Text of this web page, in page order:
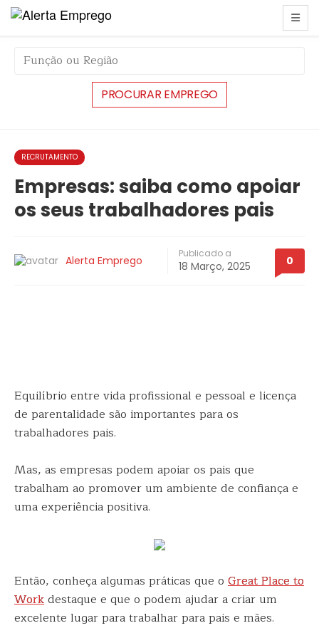
string(6) "#43779"
RECRUTAMENTO
Empresas: saiba como apoiar
os seus trabalhadores pais
Alerta Emprego
Publicado a
18 Março, 2025 0
Equilíbrio entre vida profissional e pessoal e licença
de parentalidade são importantes para os
trabalhadores pais.
Mas, as empresas podem apoiar os pais que
trabalham ao promover um ambiente de confiança e
uma experiência positiva.
Então, conheça algumas práticas que o Great Place to
Workdestaque e que o podem ajudar a criar um
excelente lugar para trabalhar para pais e mães.